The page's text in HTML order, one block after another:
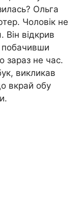
Ольга
Чоловік не
Він відкрив
побачивши
зараз не час.
викликав
вкрай обу